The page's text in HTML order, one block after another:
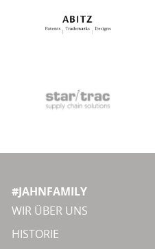
#JAHNFAMILY
WIR ÜBER UNS
HISTORIE